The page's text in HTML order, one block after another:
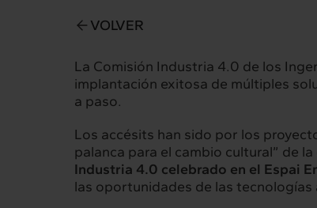
VOLVER
La Comisión Industria 4.0 de los
implantación exitosa de múltiples
a paso.
Los accésits han sido por los
palanca para el cambio cultural” de la
Industria 4.0 celebrado en el Espai
las oportunidades de las